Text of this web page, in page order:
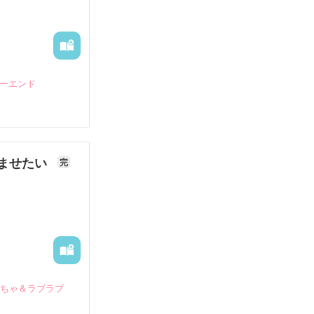
エンド
せたい 完
ゃ＆ラブラブ